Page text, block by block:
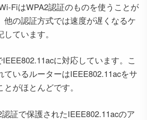
FiはWPA2認証のものを使うことが
他の認証方式では速度が遅くなるケ
ています。
に対応しています。こ
ているルーターはIEEE802.11acをサ
がほとんどです。
証で保護されたIEEE802.11acのア